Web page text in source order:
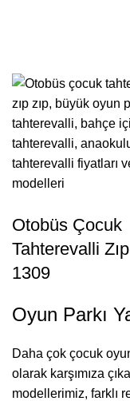
Otobüs Çocuk
Tahterevalli
1309
Oyun Parkı
Daha çok çocuk
olarak karşımıza
modellerimiz, farklı